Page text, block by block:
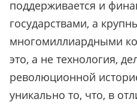
поддерживается и
государствами, а
многомиллиардными
это, а не технология,
революционной
уникально то, что, в